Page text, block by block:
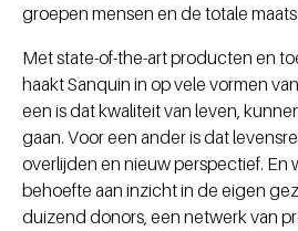
groepen mensen en de totale
Met state-of-the-art producten en
haakt Sanquin in op vele vormen
een is dat kwaliteit van leven,
gaan. Voor een ander is dat
overlijden en nieuw perspectief. En
behoefte aan inzicht in de eigen
duizend donors, een netwerk van